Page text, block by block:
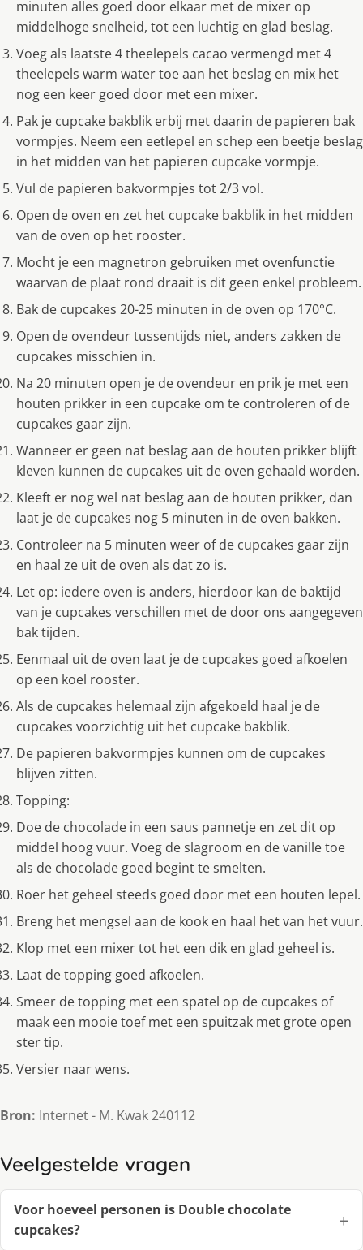
minuten alles goed door elkaar met de mixer op
middelhoge snelheid, tot een luchtig en glad beslag.
Voeg als laatste 4 theelepels cacao vermengd met 4
theelepels warm water toe aan het beslag en mix het
nog een keer goed door met een mixer.
Pak je cupcake bakblik erbij met daarin de papieren bak
vormpjes. Neem een eetlepel en schep een beetje beslag
in het midden van het papieren cupcake vormpje.
Vul de papieren bakvormpjes tot 2/3 vol.
Open de oven en zet het cupcake bakblik in het midden
van de oven op het rooster.
Mocht je een magnetron gebruiken met ovenfunctie
waarvan de plaat rond draait is dit geen enkel probleem.
Bak de cupcakes 20-25 minuten in de oven op 170°C.
Open de ovendeur tussentijds niet, anders zakken de
cupcakes misschien in.
Na 20 minuten open je de ovendeur en prik je met een
houten prikker in een cupcake om te controleren of de
cupcakes gaar zijn.
Wanneer er geen nat beslag aan de houten prikker blijft
kleven kunnen de cupcakes uit de oven gehaald worden.
Kleeft er nog wel nat beslag aan de houten prikker, dan
laat je de cupcakes nog 5 minuten in de oven bakken.
Controleer na 5 minuten weer of de cupcakes gaar zijn
en haal ze uit de oven als dat zo is.
Let op: iedere oven is anders, hierdoor kan de baktijd
van je cupcakes verschillen met de door ons aangegeven
bak tijden.
Eenmaal uit de oven laat je de cupcakes goed afkoelen
op een koel rooster.
Als de cupcakes helemaal zijn afgekoeld haal je de
cupcakes voorzichtig uit het cupcake bakblik.
De papieren bakvormpjes kunnen om de cupcakes
blijven zitten.
Topping:
Doe de chocolade in een saus pannetje en zet dit op
middel hoog vuur. Voeg de slagroom en de vanille toe
als de chocolade goed begint te smelten.
Roer het geheel steeds goed door met een houten lepel.
Breng het mengsel aan de kook en haal het van het vuur.
Klop met een mixer tot het een dik en glad geheel is.
Laat de topping goed afkoelen.
Smeer de topping met een spatel op de cupcakes of
maak een mooie toef met een spuitzak met grote open
ster tip.
Versier naar wens.
Bron: Internet - M. Kwak 240112
Veelgestelde vragen
Voor hoeveel personen is Double chocolate
cupcakes?